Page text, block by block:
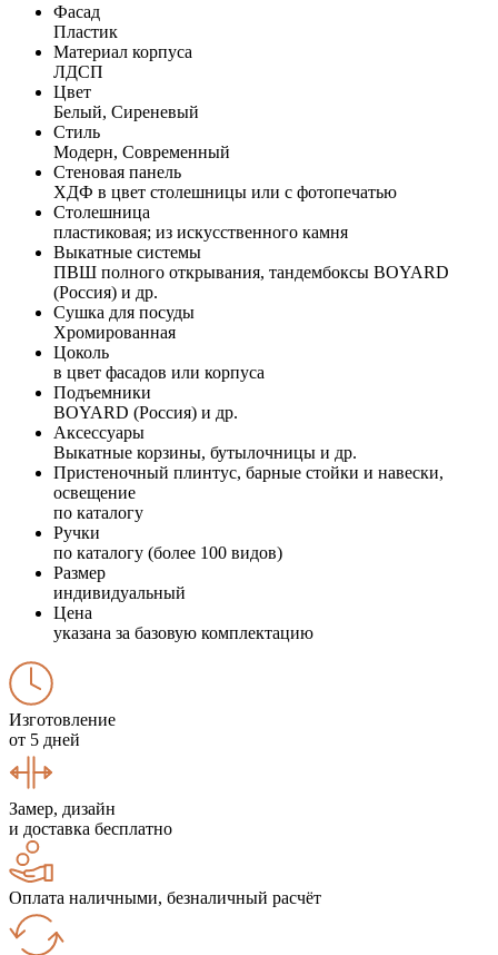
Фасад
Пластик
Материал корпуса
ЛДСП
Цвет
Белый, Сиреневый
Стиль
Модерн, Современный
Стеновая панель
ХДФ в цвет столешницы или с фотопечатью
Столешница
пластиковая; из искусственного камня
Выкатные системы
ПВШ полного открывания, тандембоксы BOYARD
(Россия) и др.
Сушка для посуды
Хромированная
Цоколь
в цвет фасадов или корпуса
Подъемники
BOYARD (Россия) и др.
Аксессуары
Выкатные корзины, бутылочницы и др.
Пристеночный плинтус, барные стойки и навески,
освещение
по каталогу
Ручки
по каталогу (более 100 видов)
Размер
индивидуальный
Цена
указана за базовую комплектацию
Изготовление
от 5 дней
Замер, дизайн
и доставка бесплатно
Оплата наличными, безналичный расчёт